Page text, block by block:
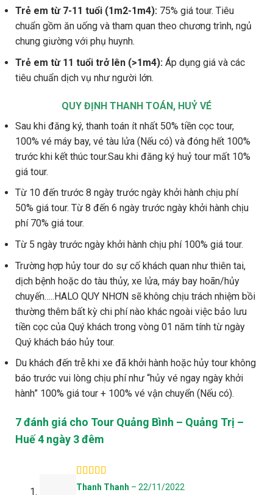
Trẻ em từ 7-11 tuổi (1m2-1m4): 75% giá tour. Tiêu
chuẩn gồm ăn uống và tham quan theo chương trình, ngủ
chung giường với phụ huynh.
Trẻ em từ 11 tuổi trở lên (>1m4): Áp dụng giá và các
tiêu chuẩn dịch vụ như người lớn.
QUY ĐỊNH THANH TOÁN, HUỶ VÉ
Sau khi đăng ký, thanh toán ít nhất 50% tiền cọc tour,
100% vé máy bay, vé tàu lửa (Nếu có) và đóng hết 100%
trước khi kết thúc tour.Sau khi đăng ký huỷ tour mất 10%
giá tour.
Từ 10 đến trước 8 ngày trước ngày khởi hành chịu phí
50% giá tour. Từ 8 đến 6 ngày trước ngày khởi hành chịu
phí 70% giá tour.
Từ 5 ngày trước ngày khởi hành chịu phí 100% giá tour.
Trường hợp hủy tour do sự cố khách quan như thiên tai,
dịch bệnh hoặc do tàu thủy, xe lửa, máy bay hoãn/hủy
chuyến…..HALO QUY NHƠN sẽ không chịu trách nhiệm bồi
thường thêm bất kỳ chi phí nào khác ngoài việc bảo lưu
tiền cọc của Quý khách trong vòng 01 năm tính từ ngày
Quý khách báo hủy tour.
Du khách đến trễ khi xe đã khởi hành hoặc hủy tour không
báo trước vui lòng chịu phí như “hủy vé ngay ngày khởi
hành” 100% giá tour + 100% vé vận chuyển (Nếu có).
7 đánh giá cho Tour Quảng Bình – Quảng Trị –
Huế 4 ngày 3 đêm
Được xếp
Thanh Thanh – 22/11/2022